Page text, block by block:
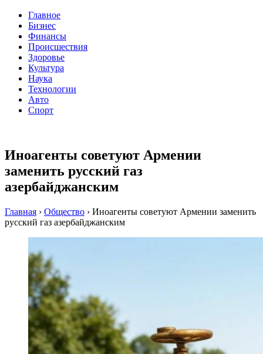
Главное
Бизнес
Финансы
Происшествия
Здоровье
Культура
Наука
Технологии
Авто
Спорт
Иноагенты советуют Армении
заменить русский газ
азербайджанским
Главная › Общество › Иноагенты советуют Армении заменить
русский газ азербайджанским